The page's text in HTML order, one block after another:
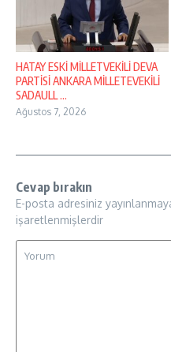
HATAY ESKİ MİLLETVEKİLİ DEVA
PARTİSİ ANKARA MİLLETEVEKİLİ
SADAULL ...
Ağustos 7, 2026
Cevap bırakın
E-posta adresiniz
işaretlenmişlerdir